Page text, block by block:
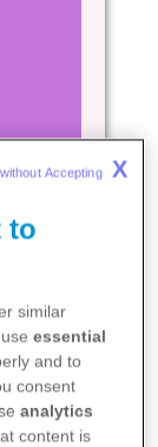
to
similar
useessential
and to
consent
analytics
content is
Accepting X